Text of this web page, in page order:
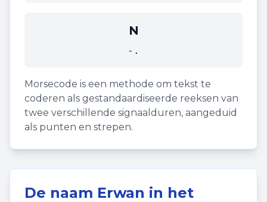
N
-.
Morsecode is een methode om tekst te
coderen als gestandaardiseerde reeksen van
twee verschillende signaalduren, aangeduid
als punten en strepen.
De naam Erwan in het